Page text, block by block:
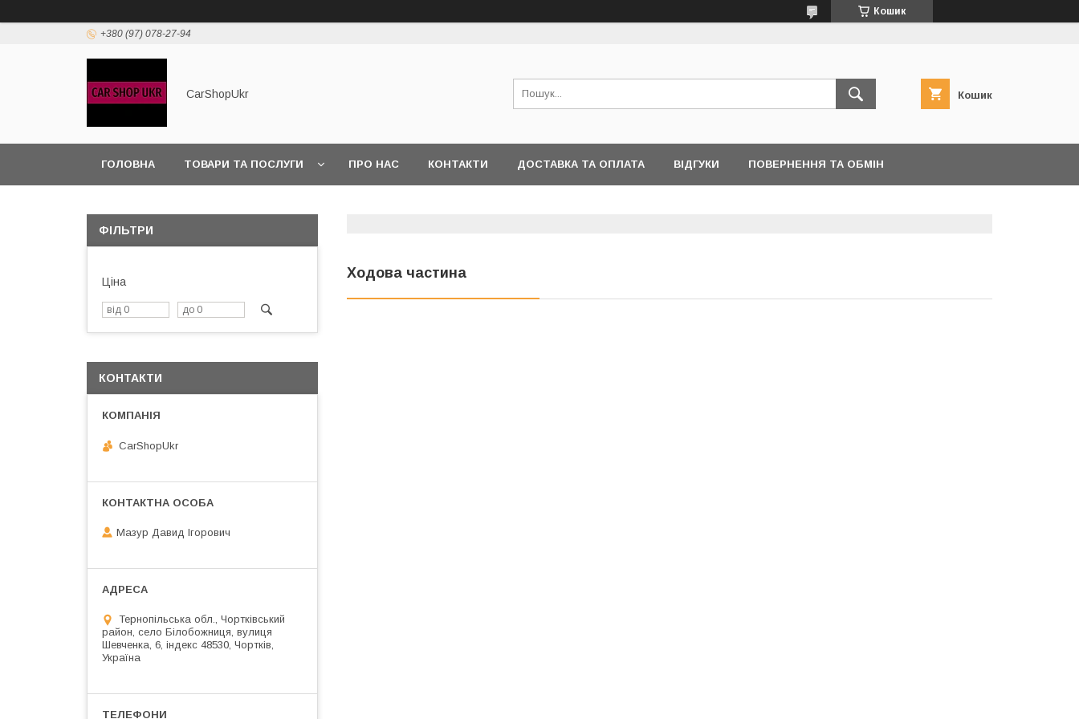
Кошик
+380 (97) 078-27-94
CarShopUkr Кошик
ГОЛОВНА ТОВАРИ ТА ПОСЛУГИ ПРО НАС КОНТАКТИ ДОСТАВКА ТА ОПЛАТА ВІДГУКИ ПОВЕРНЕННЯ ТА ОБМІН
Ходова частина
ФІЛЬТРИ
Ціна
КОНТАКТИ
CarShopUkr
Мазур Давид Ігорович
Тернопільська обл., Чортківський
район, село Білобожниця, вулиця
Шевченка, 6, індекс 48530, Чортків,
Україна